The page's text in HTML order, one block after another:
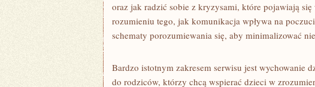
oraz jak radzić sobie z kryzysami, które pojawiają
rozumieniu tego, jak komunikacja wpływa na
schematy porozumiewania się, aby minimalizować
Bardzo istotnym zakresem serwisu jest wychowanie
do rodziców, którzy chcą wspierać dzieci w